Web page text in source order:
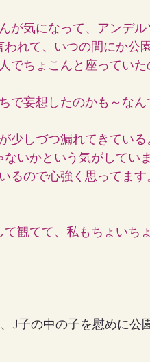
が気になって、アンデ
れて、いつの間にか公
でちょこんと座っていた
で妄想したのかも～な
少しづつ漏れてきてい
いかという気がしていま
るので心強く思ってます
観てて、私もちょいち
J子の中の子を慰めに公